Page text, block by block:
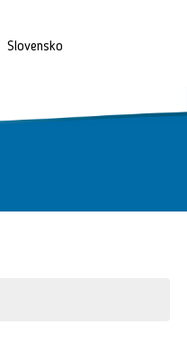
Slovensko